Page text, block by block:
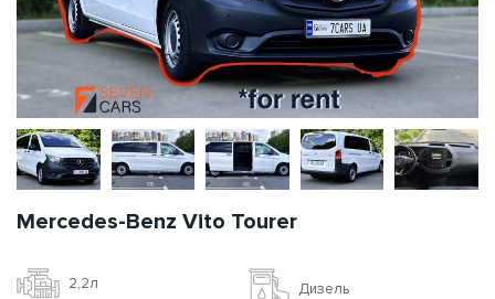
Mercedes-Benz Vito Tourer
2,2л Дизель